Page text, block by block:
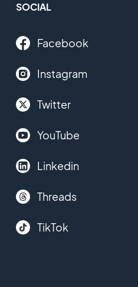
SOCIAL
Facebook
Instagram
Twitter
YouTube
Linkedin
Threads
TikTok